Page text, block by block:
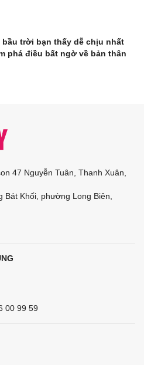
bầu trời bạn thấy dễ chịu nhất
phá điều bất ngờ về bản thân
47 Nguyễn Tuân, Thanh Xuân,
Bát Khối, phường Long Biên,
00 99 59